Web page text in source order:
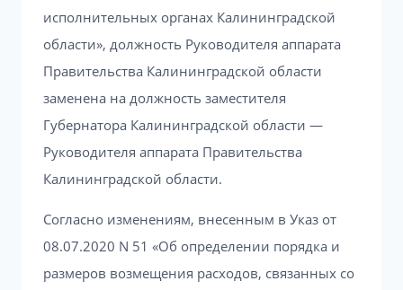
исполнительных органах Калининградской
области», должность Руководителя аппарата
Правительства Калининградской области
заменена на должность заместителя
Губернатора Калининградской области —
Руководителя аппарата Правительства
Калининградской области.
Согласно изменениям, внесенным в Указ от
08.07.2020 N 51 «Об определении порядка и
размеров возмещения расходов, связанных со